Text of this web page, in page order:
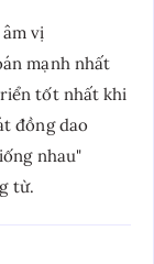
vị
mạnh nhất
tốt nhất khi
đồng dao
nhau"
từ.